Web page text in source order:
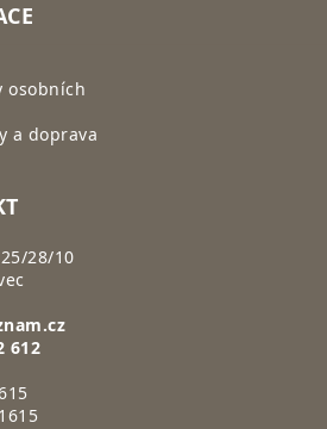
osobních
a doprava
28/10
612